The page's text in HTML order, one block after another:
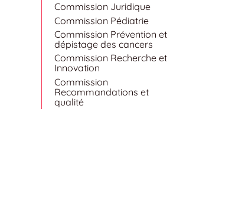
Commission Juridique
Commission Pédiatrie
Commission Prévention et
dépistage des cancers
Commission Recherche et
Innovation
Commission
Recommandations et
qualité